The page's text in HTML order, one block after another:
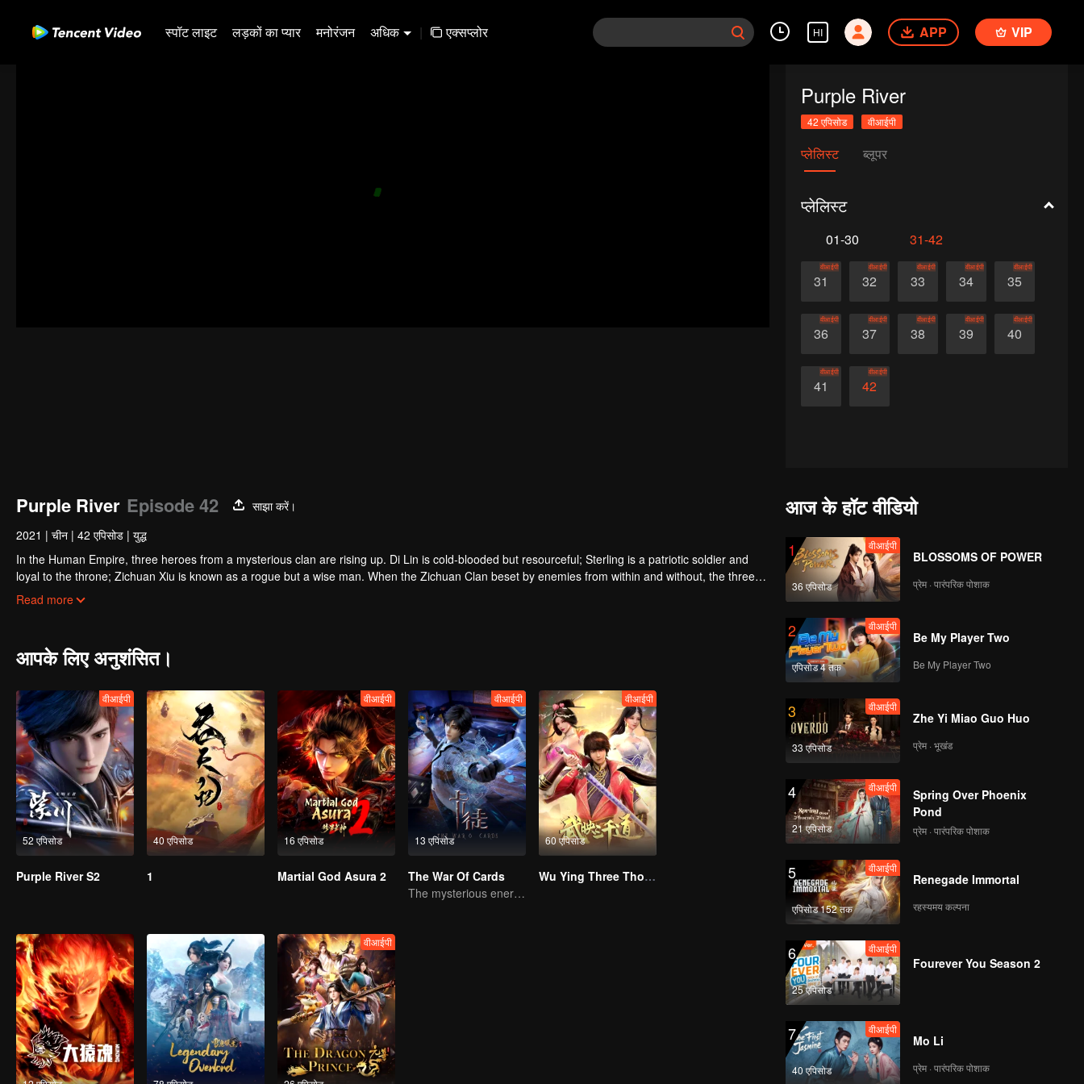
स्पॉट लाइट लड़कों का प्यार मनोरंजन अधिक | एक्सप्लोर HI APP VIP
Purple River
42 एपिसोड वीआईपी
प्लेलिस्ट ब्लूपर
प्लेलिस्ट
01-30 31-42
31
वीआईपी
32
वीआईपी
33
वीआईपी
34
वीआईपी
35
वीआईपी
36
वीआईपी
37
वीआईपी
38
वीआईपी
39
वीआईपी
40
वीआईपी
41
वीआईपी
42
वीआईपी
Purple River Episode 42
साझा करें।
2021 | चीन | 42 एपिसोड | युद्ध
In the Human Empire, three heroes from a mysterious clan are rising up. Di Lin is cold-blooded but resourceful; Sterling is a patriotic soldier and
loyal to the throne; Zichuan Xiu is known as a rogue but a wise man. When the Zichuan Clan beset by enemies from within and without, the three
brothers displayed their respective abilities: Zichuan Xiu repelled the Demons and ventured his life on hunting down the rebel; Sterling resolutely
Read more
आपके लिए अनुशंसित।
52 एपिसोड
वीआईपी
Purple River S2
40 एपिसोड
1
16 एपिसोड
वीआईपी
Martial God Asura 2
13 एपिसोड
वीआईपी
The War Of Cards
The mysterious energy from cards caused a war, how did Chen Mu handle it?
60 एपिसोड
वीआईपी
Wu Ying Three Thousand Paths
वीआईपी
आज के हॉट वीडियो
1
36 एपिसोड
वीआईपी
BLOSSOMS OF POWER
प्रेम · पारंपरिक पोशाक
2
एपिसोड 4 तक
वीआईपी
Be My Player Two
Be My Player Two
3
33 एपिसोड
वीआईपी
Zhe Yi Miao Guo Huo
प्रेम · भूखंड
4
21 एपिसोड
वीआईपी
Spring Over Phoenix
Pond
प्रेम · पारंपरिक पोशाक
5
एपिसोड 152 तक
वीआईपी
Renegade Immortal
रहस्यमय कल्पना
6
25 एपिसोड
वीआईपी
Fourever You Season 2
7
40 एपिसोड
वीआईपी
Mo Li
प्रेम · पारंपरिक पोशाक